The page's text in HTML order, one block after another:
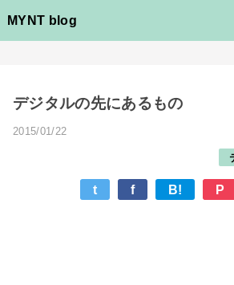
MYNT blog
デジタルの先にあるもの
2015/01/22
t f B! P